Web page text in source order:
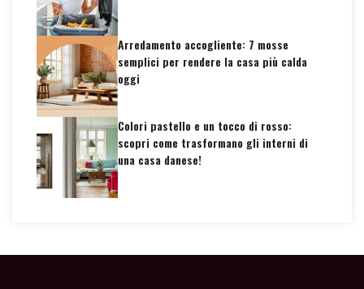
Arredamento accogliente: 7 mosse
semplici per rendere la casa più calda
oggi
Colori pastello e un tocco di rosso:
scopri come trasformano gli interni di
una casa danese!